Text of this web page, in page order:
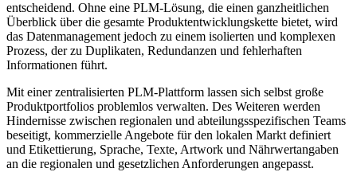
entscheidend. Ohne eine PLM-Lösung, die einen ganzheitlichen
Überblick über die gesamte Produktentwicklungskette bietet, wird
das Datenmanagement jedoch zu einem isolierten und komplexen
Prozess, der zu Duplikaten, Redundanzen und fehlerhaften
Informationen führt.
Mit einer zentralisierten PLM-Plattform lassen sich selbst große
Produktportfolios problemlos verwalten. Des Weiteren werden
Hindernisse zwischen regionalen und abteilungsspezifischen Teams
beseitigt, kommerzielle Angebote für den lokalen Markt definiert
und Etikettierung, Sprache, Texte, Artwork und Nährwertangaben
an die regionalen und gesetzlichen Anforderungen angepasst.